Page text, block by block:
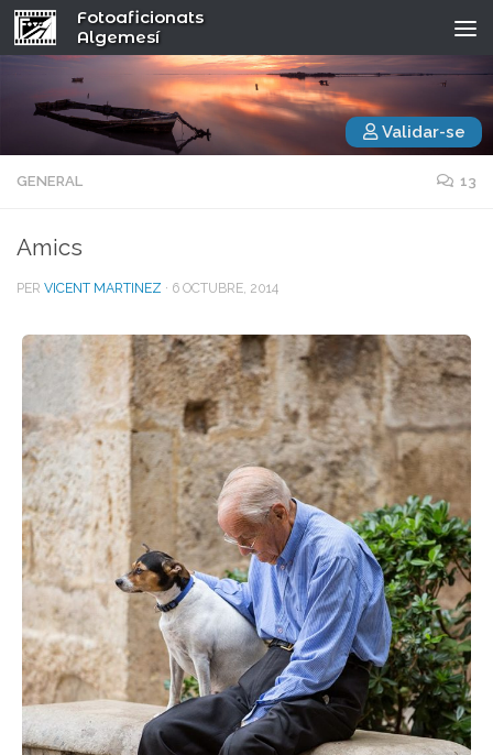
Fotoaficionats
Algemesí
Validar-se
GENERAL 13
Amics
PER VICENT MARTINEZ · 6 OCTUBRE, 2014